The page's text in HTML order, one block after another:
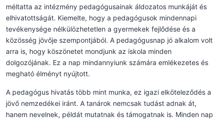
méltatta az intézmény pedagógusainak áldozatos munkáját és
elhivatottságát. Kiemelte, hogy a pedagógusok mindennapi
tevékenysége nélkülözhetetlen a gyermekek fejlődése és a
közösség jövője szempontjából. A pedagógusnap jó alkalom volt
arra is, hogy köszönetet mondjunk az iskola minden
dolgozójának. Ez a nap mindannyiunk számára emlékezetes és
megható élményt nyújtott.
A pedagógus hivatás több mint munka, ez igazi elköteleződés a
jövő nemzedékei iránt. A tanárok nemcsak tudást adnak át,
hanem nevelnek, példát mutatnak és támogatnak is. Minden nap